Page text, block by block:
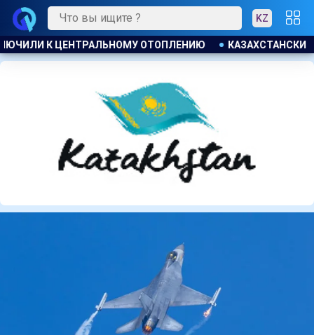
KZ
ТАЕКВОНДИСТЫ ЗАВОЕВАЛИ ЧЕТЫРЕ МЕДАЛИ